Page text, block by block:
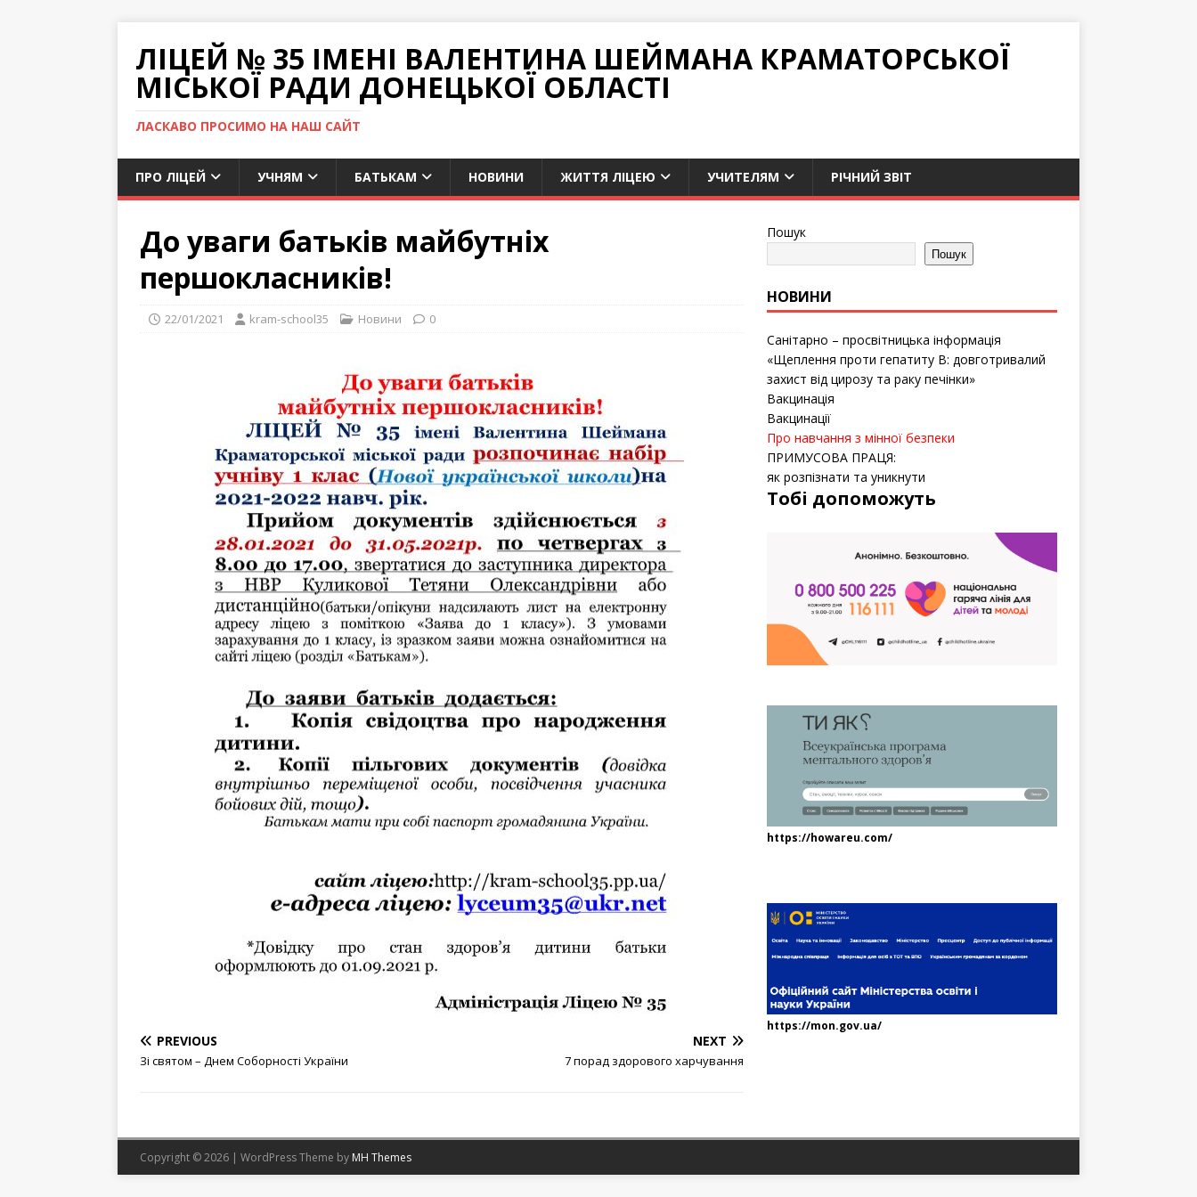
ЛІЦЕЙ № 35 ІМЕНІ ВАЛЕНТИНА ШЕЙМАНА КРАМАТОРСЬКОЇ
МІСЬКОЇ РАДИ ДОНЕЦЬКОЇ ОБЛАСТІ
ЛАСКАВО ПРОСИМО НА НАШ САЙТ
ПРО ЛІЦЕЙ УЧНЯМ БАТЬКАМ НОВИНИ ЖИТТЯ ЛІЦЕЮ УЧИТЕЛЯМ РІЧНИЙ ЗВІТ
До уваги батьків майбутніх
першокласників!
22/01/2021 kram-school35 Новини 0
PREVIOUS
Зі святом – Днем Соборності України
NEXT
7 порад здорового харчування
Пошук
Пошук
НОВИНИ
Санітарно – просвітницька інформація
«Щеплення проти гепатиту B: довготривалий
захист від цирозу та раку печінки»
Вакцинація
Вакцинації
Про навчання з мінної безпеки
ПРИМУСОВА ПРАЦЯ:
як розпізнати та уникнути
Тобі допоможуть
https://howareu.com/
https://mon.gov.ua/
Copyright © 2026 | WordPress Theme by MH Themes